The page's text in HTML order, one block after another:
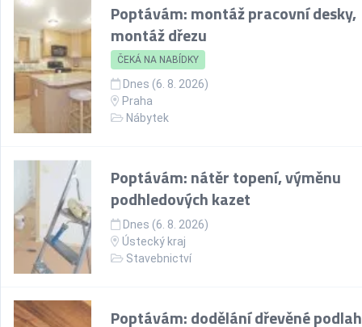
Poptávám: montáž pracovní desky,
montáž dřezu
ČEKÁ NA NABÍDKY
Dnes (6. 8. 2026)
Praha
Nábytek
Poptávám: nátěr topení, výměnu
podhledových kazet
Dnes (6. 8. 2026)
Ústecký kraj
Stavebnictví
Poptávám: dodělání dřevěné